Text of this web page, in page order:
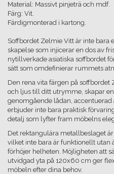
Material: Massivt pinjeträ och mdf.
Färg: Vit.
Färdigmonterad i kartong.
Soffbordet Zelmie Vitt är inte bara
skapelse som injicerar en dos av
nytillverkade asiatiska soffbordet
sätt som omdefinierar rummets
Den rena vita färgen på
och ljus till ditt utrymme, skapar
genomgående lådan,
erbjuder inte bara praktisk
detalj som lyfter fram möbelns
Det rektangulära metallbeslaget
vilket inte bara är funktionellt utan
förhöjer helheten. Möjligheten att
utvidgad yta på 120x60 cm ger
möbeln efter dina behov.